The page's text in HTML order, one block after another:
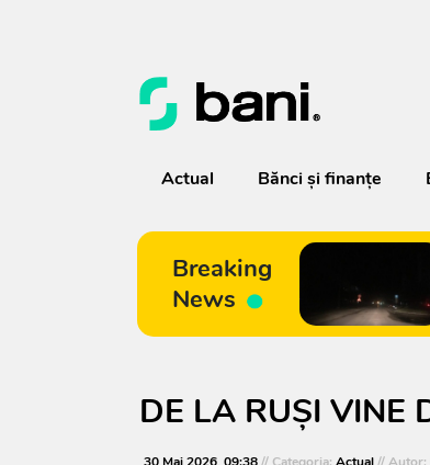
Actual Bănci şi finanţe
Breaking
News
DE LA RUȘI VINE